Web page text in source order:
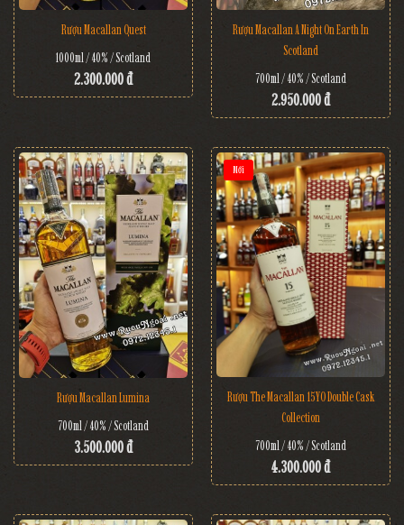
Rượu Macallan Quest
1000ml / 40% / Scotland
2.300.000 đ
Rượu Macallan A Night On Earth In
Scotland
700ml / 40% / Scotland
2.950.000 đ
Rượu Macallan Lumina
700ml / 40% / Scotland
3.500.000 đ
Mới
Rượu The Macallan 15YO Double Cask
Collection
700ml / 40% / Scotland
4.300.000 đ